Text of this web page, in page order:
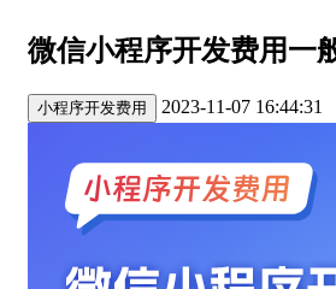
微信小程序开发费用一
小程序开发费用 2023-11-07 16:44:31